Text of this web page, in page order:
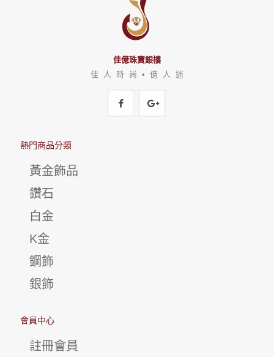
佳億珠寶銀樓
佳 人 時 尚 • 億 人 迷
熱門商品分類
黃金飾品
鑽石
白金
K金
鋼飾
銀飾
會員中心
註冊會員